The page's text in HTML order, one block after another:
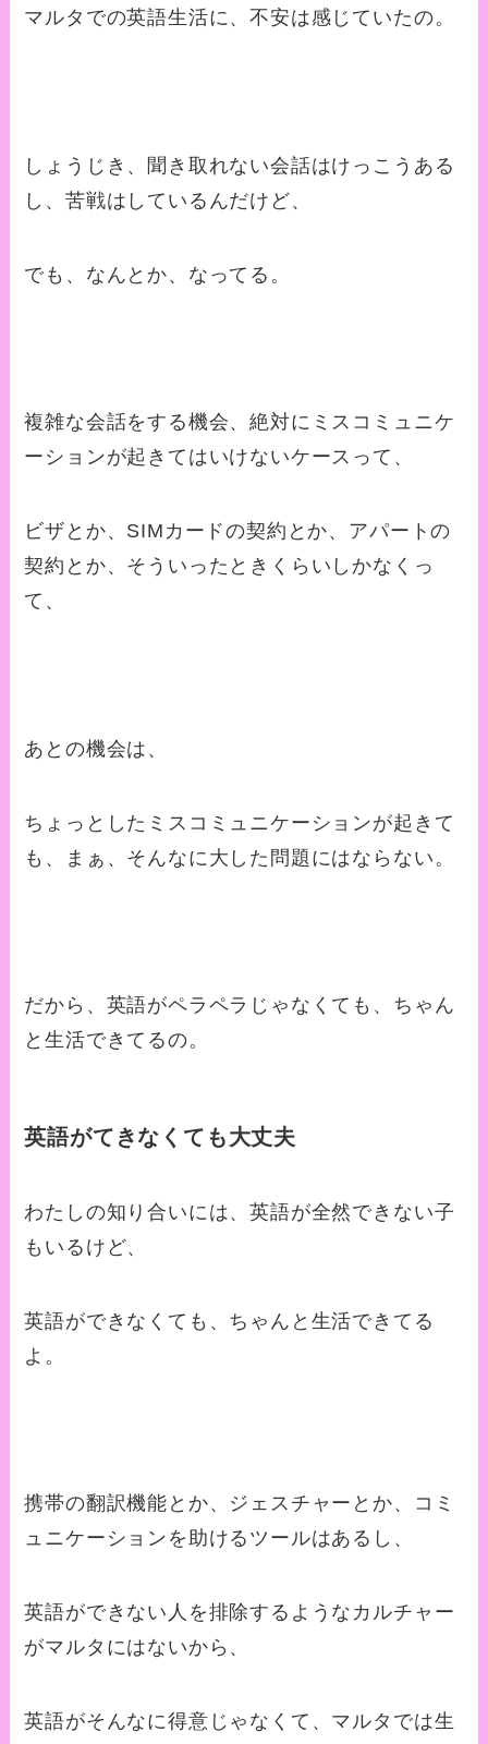
マルタでの英語生活に、不安は感じていたの。
しょうじき、聞き取れない会話はけっこうある
し、苦戦はしているんだけど、
でも、なんとか、なってる。
複雑な会話をする機会、絶対にミスコミュニケ
ーションが起きてはいけないケースって、
ビザとか、SIMカードの契約とか、アパートの
契約とか、そういったときくらいしかなくっ
て、
あとの機会は、
ちょっとしたミスコミュニケーションが起きて
も、まぁ、そんなに大した問題にはならない。
だから、英語がペラペラじゃなくても、ちゃん
と生活できてるの。
英語がてきなくても大丈夫
わたしの知り合いには、英語が全然できない子
もいるけど、
英語ができなくても、ちゃんと生活できてる
よ。
携帯の翻訳機能とか、ジェスチャーとか、コミ
ュニケーションを助けるツールはあるし、
英語ができない人を排除するようなカルチャー
がマルタにはないから、
英語がそんなに得意じゃなくて、マルタでは生